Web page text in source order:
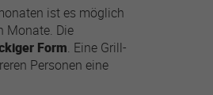
ist es möglich
Monate. Die
Form. Eine Grill-
Personen eine